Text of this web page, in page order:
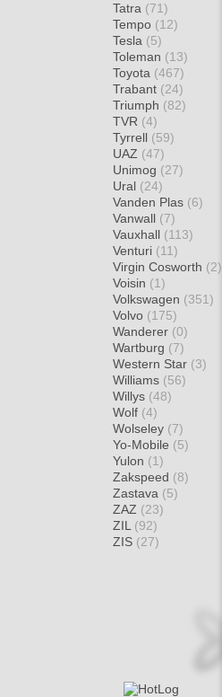
Tatra (71)
Tempo (12)
Tesla (5)
Toleman (13)
Toyota (467)
Trabant (24)
Triumph (82)
TVR (4)
Tyrrell (59)
UAZ (47)
Unimog (27)
Ural (24)
Vanden Plas (6)
Vanwall (7)
Vauxhall (113)
Venturi (11)
Virgin Cosworth (2)
Voisin (1)
Volkswagen (351)
Volvo (175)
Wanderer (0)
Wartburg (7)
Western Star (3)
Williams (56)
Willys (48)
Wolf (4)
Wolseley (7)
Yo-Mobile (5)
Yulon (1)
Zakspeed (8)
Zastava (5)
ZAZ (23)
ZIL (92)
ZIS (27)